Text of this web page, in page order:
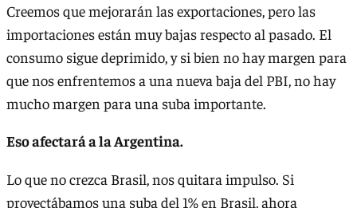
Creemos que mejorarán las exportaciones, pero las
importaciones están muy bajas respecto al pasado. El
consumo sigue deprimido, y si bien no hay margen para
que nos enfrentemos a una nueva baja del PBI, no hay
mucho margen para una suba importante.
Eso afectará a la Argentina.
Lo que no crezca Brasil, nos quitara impulso. Si
proyectábamos una suba del 1% en Brasil, ahora